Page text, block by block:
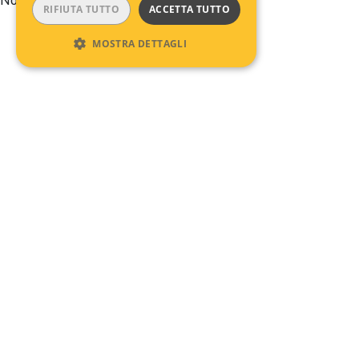
ACCETTA TUTTO
RIFIUTA TUTTO
MOSTRA DETTAGLI